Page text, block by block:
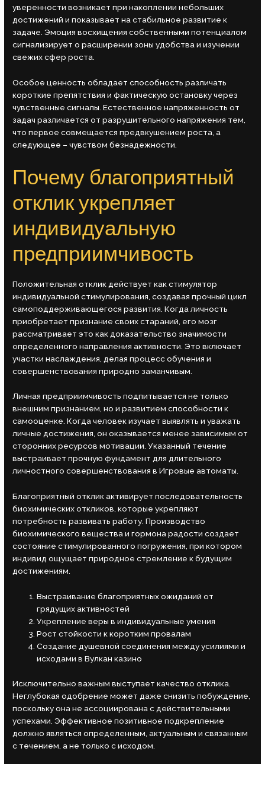
уверенности возникает при накоплении небольших
достижений и показывает на стабильное развитие к
задаче. Эмоция восхищения собственными потенциалом
сигнализирует о расширении зоны удобства и изучении
свежих сфер роста.
Особое ценность обладает способность различать
короткие препятствия и фактическую остановку через
чувственные сигналы. Естественное напряженность от
задач различается от разрушительного напряжения тем,
что первое совмещается предвкушением роста, а
следующее – чувством безнадежности.
Почему благоприятный
отклик укрепляет
индивидуальную
предприимчивость
Положительная отклик действует как стимулятор
индивидуальной стимулирования, создавая прочный цикл
самоподдерживающегося развития. Когда личность
приобретает признание своих стараний, его мозг
рассматривает это как доказательство значимости
определенного направления активности. Это включает
участки наслаждения, делая процесс обучения и
совершенствования природно заманчивым.
Личная предприимчивость подпитывается не только
внешним признанием, но и развитием способности к
самооценке. Когда человек изучает выявлять и уважать
личные достижения, он оказывается менее зависимым от
сторонних ресурсов мотивации. Указанный течение
выстраивает прочную фундамент для длительного
личностного совершенствования в Игровые автоматы.
Благоприятный отклик активирует последовательность
биохимических откликов, которые укрепляют
потребность развивать работу. Производство
биохимического вещества и гормона радости создает
состояние стимулированного погружения, при котором
индивид ощущает природное стремление к будущим
достижениям.
Выстраивание благоприятных ожиданий от
грядущих активностей
Укрепление веры в индивидуальные умения
Рост стойкости к коротким провалам
Создание душевной соединения между усилиями и
исходами в Вулкан казино
Исключительно важным выступает качество отклика.
Неглубокая одобрение может даже снизить побуждение,
поскольку она не ассоциирована с действительными
успехами. Эффективное позитивное подкрепление
должно являться определенным, актуальным и связанным
с течением, а не только с исходом.